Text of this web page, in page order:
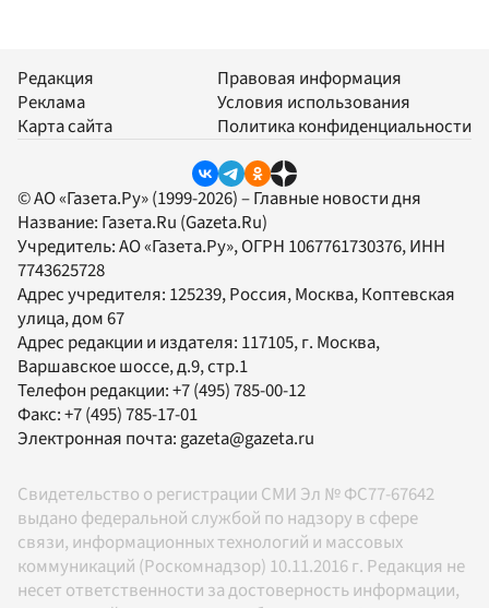
Редакция
Реклама
Карта сайта
Правовая информация
Условия использования
Политика конфиденциальности
© АО «Газета.Ру» (1999-2026) – Главные новости дня
Название: Газета.Ru (Gazeta.Ru)
Учредитель:АО «Газета.Ру», ОГРН 1067761730376, ИНН
7743625728
Адрес учредителя: 125239, Россия, Москва, Коптевская
улица, дом 67
Адрес редакции и издателя: 117105, г. Москва,
Варшавское шоссе, д.9, стр.1
Телефон редакции:+7 (495) 785-00-12
Факс:+7 (495) 785-17-01
Электронная почта:gazeta@gazeta.ru
Свидетельство о регистрации СМИ Эл № ФС77-67642
выдано федеральной службой по надзору в сфере
связи, информационных технологий и массовых
коммуникаций (Роскомнадзор) 10.11.2016 г. Редакция не
несет ответственности за достоверность информации,